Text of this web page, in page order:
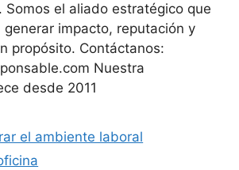
Somos el aliado estratégico que
generar impacto, reputación y
propósito. Contáctanos:
Nuestra
desde 2011
el ambiente laboral